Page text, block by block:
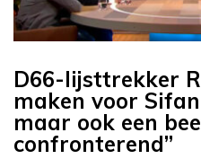
D66-lijsttrekker
maken voor
maar ook een
confronterend”